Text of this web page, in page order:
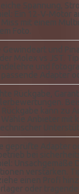
Spannung,
Ein 12‑V‑Motor
Miss mit einem
Foto.
Gewindeart und
Molex vs JST.
und
passende Adapter
Rückgabe,
Rückgabe kann zu
Wähle Anbieter mit
geprüfte Adapter
bei
Unsachgemäße
verstärken.
einen Profi
oder tragende